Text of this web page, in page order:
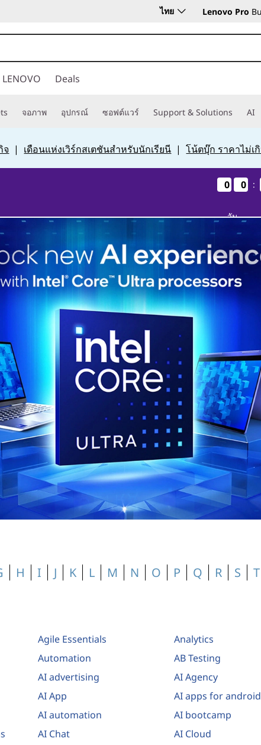
ไทย Lenovo Pro
Deals
จอภาพ อุปกรณ์ ซอฟต์แวร์ Support & Solutions AI
จ | เดือนแห่งเวิร์กสเตชันสำหรับนักเรียนี |โน้ตบุ๊ก ราคาไม่เ
0
0
0
0 0
0
0
0
วัน
:
H I J K L M N O P Q R S T
Agile Essentials
Analytics
Automation
AB Testing
AI advertising
AI Agency
AI App
AI apps for android
AI automation
AI bootcamp
AI Chat
AI Cloud